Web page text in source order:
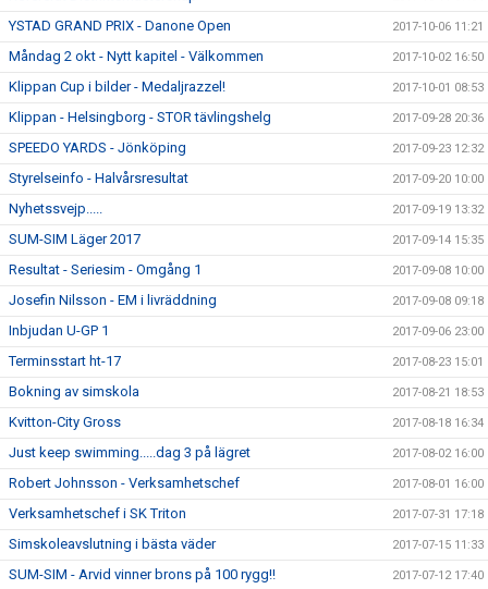
YSTAD GRAND PRIX - Danone Open 2017-10-06 11:21
Måndag 2 okt - Nytt kapitel - Välkommen 2017-10-02 16:50
Klippan Cup i bilder - Medaljrazzel! 2017-10-01 08:53
Klippan - Helsingborg - STOR tävlingshelg 2017-09-28 20:36
SPEEDO YARDS - Jönköping 2017-09-23 12:32
Styrelseinfo - Halvårsresultat 2017-09-20 10:00
Nyhetssvejp..... 2017-09-19 13:32
SUM-SIM Läger 2017 2017-09-14 15:35
Resultat - Seriesim - Omgång 1 2017-09-08 10:00
Josefin Nilsson - EM i livräddning 2017-09-08 09:18
Inbjudan U-GP 1 2017-09-06 23:00
Terminsstart ht-17 2017-08-23 15:01
Bokning av simskola 2017-08-21 18:53
Kvitton-City Gross 2017-08-18 16:34
Just keep swimming.....dag 3 på lägret 2017-08-02 16:00
Robert Johnsson - Verksamhetschef 2017-08-01 16:00
Verksamhetschef i SK Triton 2017-07-31 17:18
Simskoleavslutning i bästa väder 2017-07-15 11:33
SUM-SIM - Arvid vinner brons på 100 rygg!! 2017-07-12 17:40